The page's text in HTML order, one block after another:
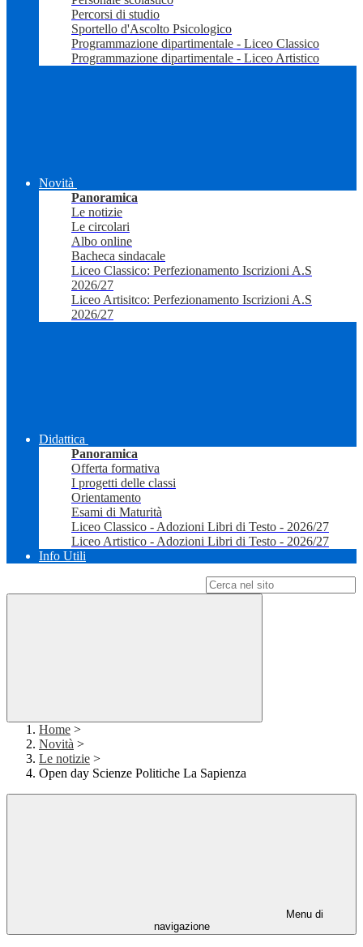
Percorsi di studio
Sportello d'Ascolto Psicologico
Programmazione dipartimentale - Liceo Classico
Programmazione dipartimentale - Liceo Artistico
Novità
Panoramica
Le notizie
Le circolari
Albo online
Bacheca sindacale
Liceo Classico: Perfezionamento Iscrizioni A.S
2026/27
Liceo Artisitco: Perfezionamento Iscrizioni A.S
2026/27
Didattica
Panoramica
Offerta formativa
I progetti delle classi
Orientamento
Esami di Maturità
Liceo Classico - Adozioni Libri di Testo - 2026/27
Liceo Artistico - Adozioni Libri di Testo - 2026/27
Info Utili
Home >
Novità >
Le notizie >
Open day Scienze Politiche La Sapienza
Menu di
navigazione